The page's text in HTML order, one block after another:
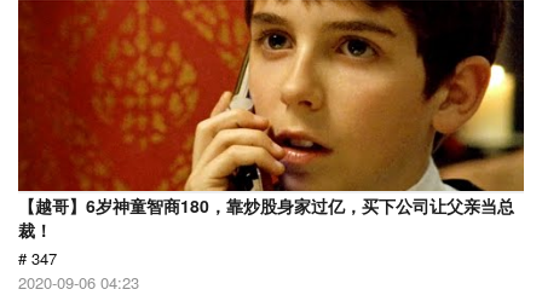
【越哥】6岁神童智商180，靠炒股身家过亿，买下公司让父亲当总
裁！
# 347
2020-09-06 04:23